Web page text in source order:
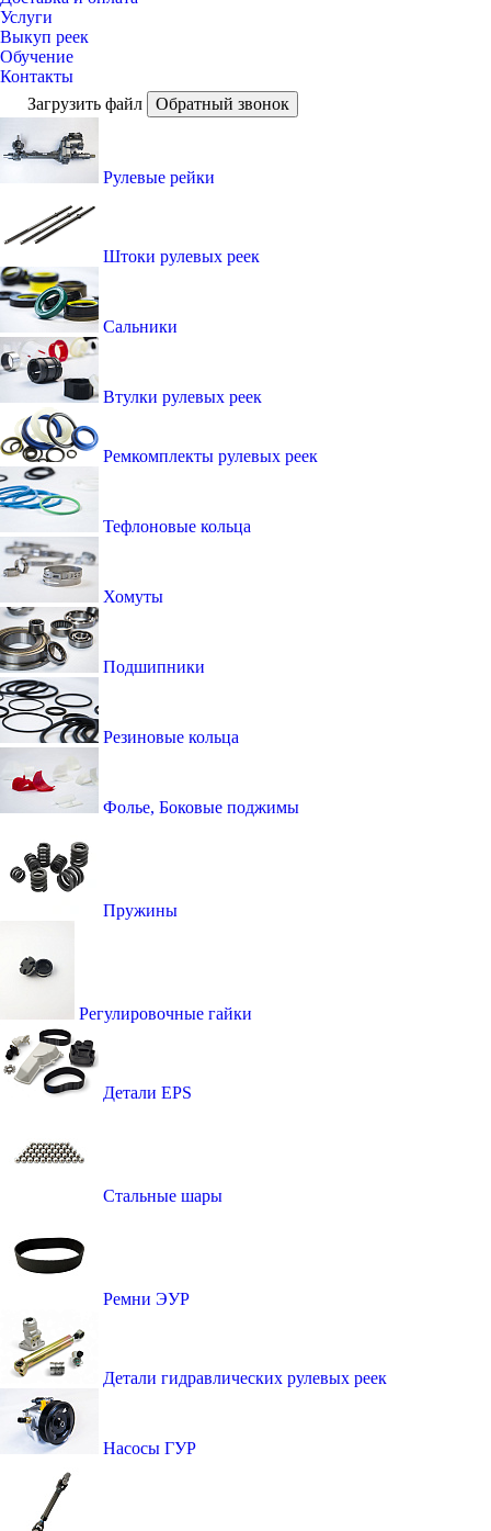
Услуги
Выкуп реек
Обучение
Контакты
Загрузить файл
Обратный звонок
Рулевые рейки
Штоки рулевых реек
Сальники
Втулки рулевых реек
Ремкомплекты рулевых реек
Тефлоновые кольца
Хомуты
Подшипники
Резиновые кольца
Фолье, Боковые поджимы
Пружины
Регулировочные гайки
Детали EPS
Стальные шары
Ремни ЭУР
Детали гидравлических рулевых реек
Насосы ГУР